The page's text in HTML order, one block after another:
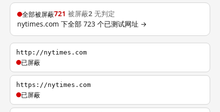
全部被屏蔽721 被屏蔽2 无判定
nytimes.com 下全部 723 个已测试网址 →
http://nytimes.com
已屏蔽
https://nytimes.com
已屏蔽